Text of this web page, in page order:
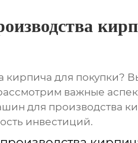
кирпича для покупки?
важные
для производства
инвестиций.